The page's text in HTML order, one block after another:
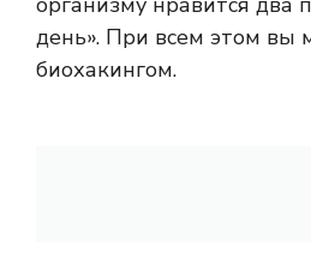
день». При всем этом вы
биохакингом.